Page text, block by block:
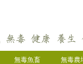
無毒魚畜 無毒農